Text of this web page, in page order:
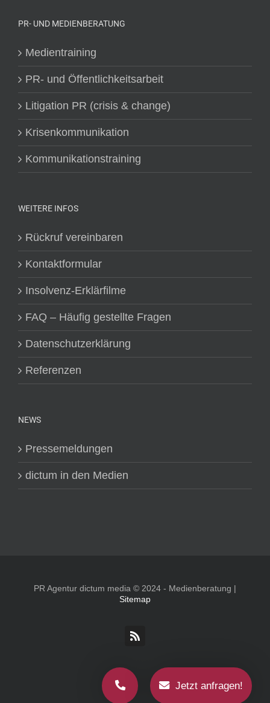
PR- UND MEDIENBERATUNG
Medientraining
PR- und Öffentlichkeitsarbeit
Litigation PR (crisis & change)
Krisenkommunikation
Kommunikationstraining
WEITERE INFOS
Rückruf vereinbaren
Kontaktformular
Insolvenz-Erklärfilme
FAQ – Häufig gestellte Fragen
Datenschutzerklärung
Referenzen
NEWS
Pressemeldungen
dictum in den Medien
PR Agentur dictum media © 2024 - Medienberatung |
Sitemap
Rss
Jetzt anfragen!